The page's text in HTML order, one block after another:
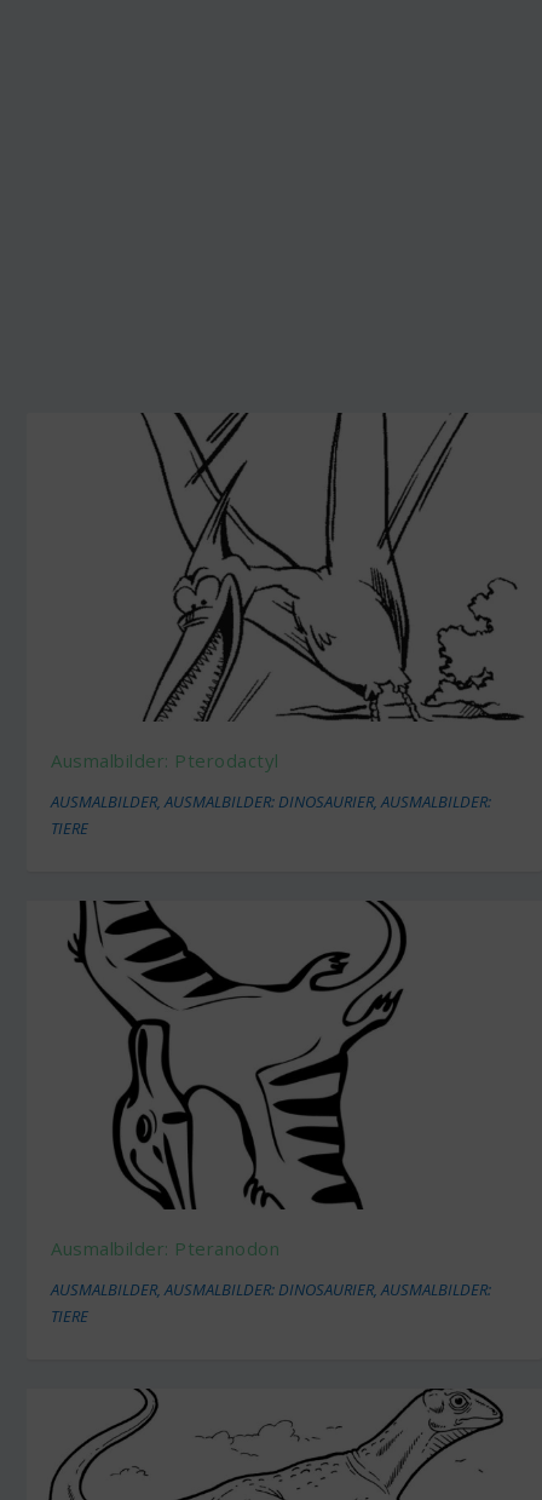
Ausmalbilder: Pterodactyl
AUSMALBILDER,AUSMALBILDER: DINOSAURIER,AUSMALBILDER:
TIERE
Ausmalbilder: Pteranodon
AUSMALBILDER,AUSMALBILDER: DINOSAURIER,AUSMALBILDER:
TIERE